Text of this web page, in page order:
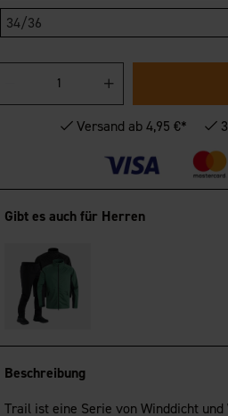
34/36
Versand ab 4,95 €*
Gibt es auch für Herren
Beschreibung
Trail ist eine Serie von Winddicht